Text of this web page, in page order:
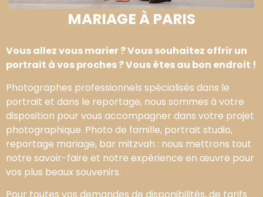
MARIAGE À PARIS
Vous allez vous marier ? Vous souhaitez offrir un
portrait à vos proches ? Vous êtes au bon endroit !
Photographes professionnels spécialisés dans le
portrait et dans le reportage, nous sommes à votre
disposition pour vous accompagner dans votre projet
photographique. Photo de famille, portrait studio,
reportage mariage, bar mitzvah : nous mettrons tout
notre savoir-faire et notre expérience en œuvre pour
vos plus beaux souvenirs.